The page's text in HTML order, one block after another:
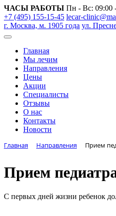
ЧАСЫ РАБОТЫ Пн - Вс: 09:00
+7 (495) 155-15-45 lecar-
г. Москва, м. 1905 года ул.
Главная
Мы лечим
Направления
Цены
Акции
Специалисты
Отзывы
О нас
Контакты
Новости
Главная Направления Прием
Прием
С первых дней жизни ребенок